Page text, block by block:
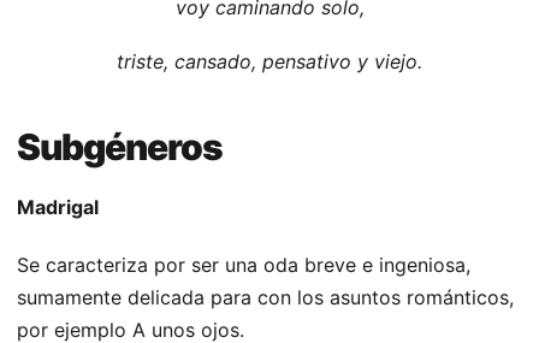
voy caminando solo,
triste, cansado, pensativo y viejo.
Subgéneros
Madrigal
Se caracteriza por ser una oda breve e ingeniosa,
sumamente delicada para con los asuntos románticos,
por ejemplo A unos ojos.